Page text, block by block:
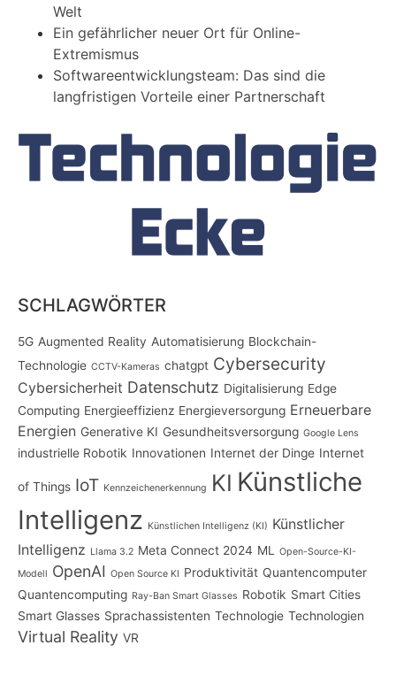
Welt
Ein gefährlicher neuer Ort für Online-
Extremismus
Softwareentwicklungsteam: Das sind die
langfristigen Vorteile einer Partnerschaft
SCHLAGWÖRTER
5G Augmented Reality Automatisierung Blockchain-
Technologie CCTV-Kameras chatgpt Cybersecurity
Cybersicherheit Datenschutz Digitalisierung Edge
Computing Energieeffizienz Energieversorgung Erneuerbare
Energien Generative KI Gesundheitsversorgung Google Lens
industrielle Robotik Innovationen Internet der Dinge Internet
of Things IoT Kennzeichenerkennung KI Künstliche
Intelligenz Künstlichen Intelligenz (KI) Künstlicher
Intelligenz Llama 3.2 Meta Connect 2024 ML
Open-Source-KI-
Modell OpenAI Open Source KI Produktivität Quantencomputer
Quantencomputing Ray-Ban Smart Glasses Robotik Smart Cities
Smart Glasses Sprachassistenten Technologie Technologien
Virtual Reality VR